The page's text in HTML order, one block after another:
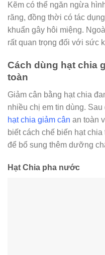
Kẽm có thể ngăn ngừa
răng, đồng thời có tác
khuẩn gây hôi miệng.
rất quan trọng đối với sức
Cách dùng hạt chia
toàn
Giảm cân bằng hạt chia
nhiều chị em tin dùng.
hạt chia giảm cân an toàn
biết cách chế biến hạt
để bổ sung thêm dưỡng
Hạt Chia pha nước